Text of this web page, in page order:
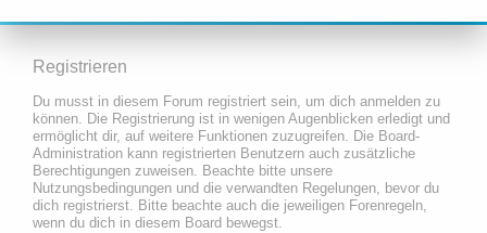
Registrieren
Du musst in diesem Forum registriert sein, um dich anmelden zu
können. Die Registrierung ist in wenigen Augenblicken erledigt und
ermöglicht dir, auf weitere Funktionen zuzugreifen. Die Board-
Administration kann registrierten Benutzern auch zusätzliche
Berechtigungen zuweisen. Beachte bitte unsere
Nutzungsbedingungen und die verwandten Regelungen, bevor du
dich registrierst. Bitte beachte auch die jeweiligen Forenregeln,
wenn du dich in diesem Board bewegst.